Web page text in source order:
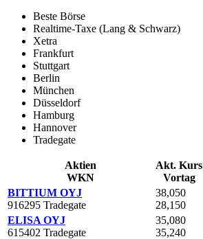
Beste Börse
Realtime-Taxe (Lang & Schwarz)
Xetra
Frankfurt
Stuttgart
Berlin
München
Düsseldorf
Hamburg
Hannover
Tradegate
Aktien
WKN
Akt. Kurs
Vortag
BITTIUM OYJ
916295 Tradegate
38,050
28,150
ELISA OYJ
615402 Tradegate
35,080
35,240